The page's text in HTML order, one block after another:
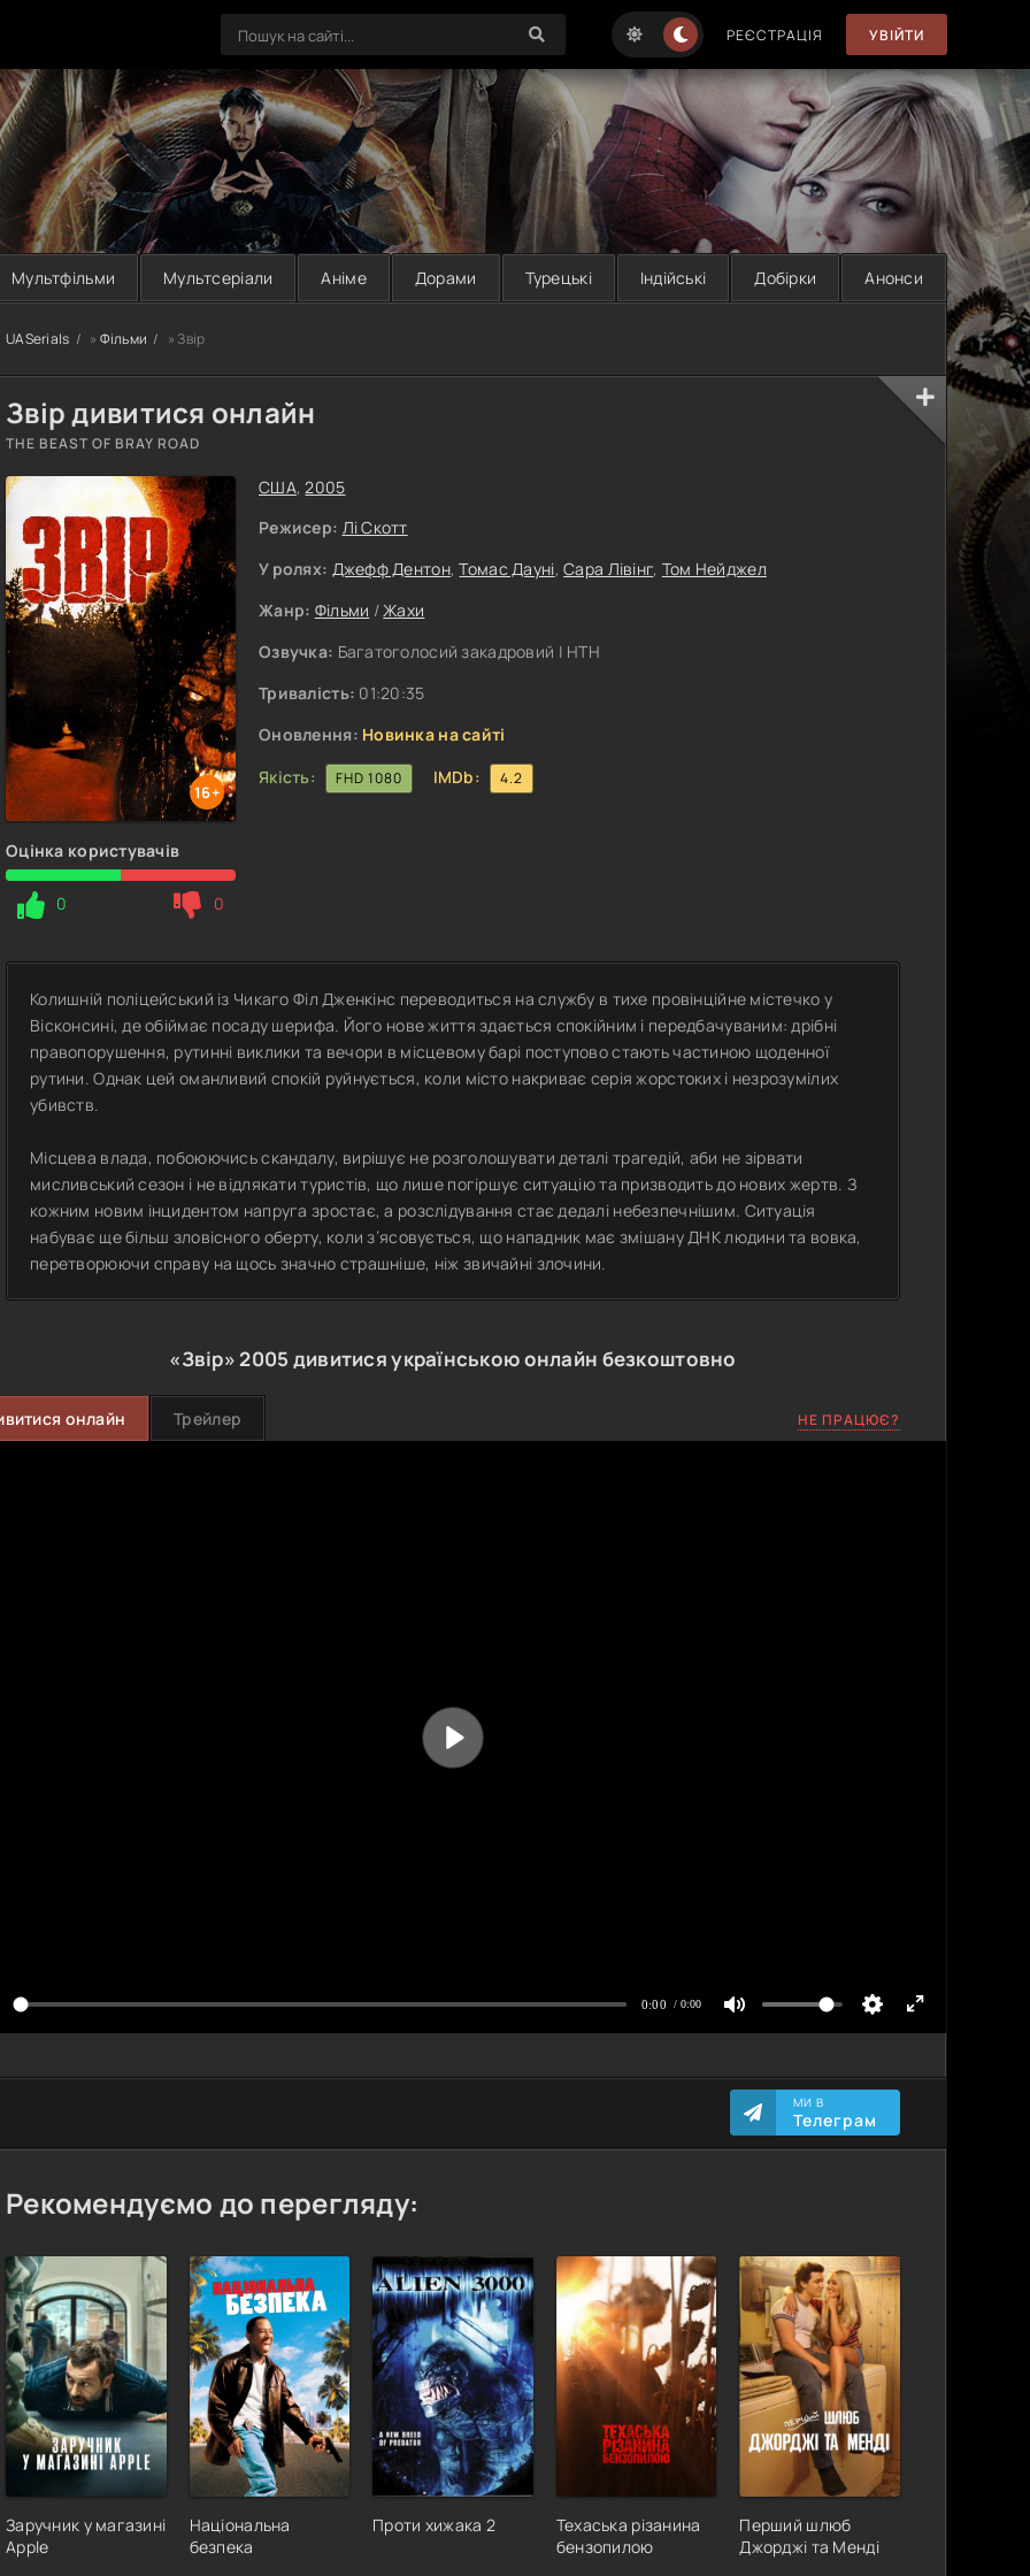
РЕЄСТРАЦІЯ УВІЙТИ
Мультфільми Мультсеріали Аніме Дорами Турецькі Індійські Добірки Анонси
UASerials » Фільми » Звір
Звір дивитися онлайн
THE BEAST OF BRAY ROAD
16+
Оцінка користувачів
0 0
США,2005
Режисер: Лі Скотт
У ролях: Джефф Дентон,Томас Дауні,Сара Лівінг, Том Нейджел
Жанр: Фільми /Жахи
Озвучка: Багатоголосий закадровий | НТН
Тривалість: 01:20:35
Оновлення: Новинка на сайті
Якість:
FHD 1080 IMDb: 4.2
Колишній поліцейський із Чикаго Філ Дженкінс переводиться на службу в тихе провінційне містечко у
Вісконсині, де обіймає посаду шерифа. Його нове життя здається спокійним і передбачуваним: дрібні
правопорушення, рутинні виклики та вечори в місцевому барі поступово стають частиною щоденної
рутини. Однак цей оманливий спокій руйнується, коли місто накриває серія жорстоких і незрозумілих
убивств.
Місцева влада, побоюючись скандалу, вирішує не розголошувати деталі трагедій, аби не зірвати
мисливський сезон і не відлякати туристів, що лише погіршує ситуацію та призводить до нових жертв. З
кожним новим інцидентом напруга зростає, а розслідування стає дедалі небезпечнішим. Ситуація
набуває ще більш зловісного оберту, коли з’ясовується, що нападник має змішану ДНК людини та вовка,
перетворюючи справу на щось значно страшніше, ніж звичайні злочини.
«Звір»2005 дивитися українською онлайн безкоштовно
онлайн Трейлер НЕ ПРАЦЮЄ?
МИ В
Телеграм
Рекомендуємо до перегляду:
Заручник у магазині
Apple
Національна
безпека
Проти хижака 2
Техаська різанина
бензопилою
Перший шлюб
Джорджі та Менді